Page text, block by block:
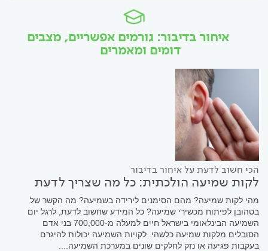
איחור בדיבור: גורמים אפשריים, מצבים
דומים ומאמרים
הכי חשוב לדעת על איחור בדיבור
לקות שמיעה הולכתית: כל מה שצריך לדעת
מהי לקות שמיעה? מהם הסימנים לירידה בשמיעה? מה הקשר של
בטהובן לפיתוח מכשירי שמיעה? כל המידע שחשוב לדעת, לרגל יום
השמיעה הבינלאומי בישראל חיים למעלה מ-700,000 בני אדם
הסובלים מלקות שמיעה כלשהי. לקויות השמיעה יכולות להיגרם
בעקבות פגיעה או נזק לחלקים שונים במערכת השמיעה....